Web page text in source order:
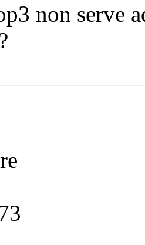
non serve